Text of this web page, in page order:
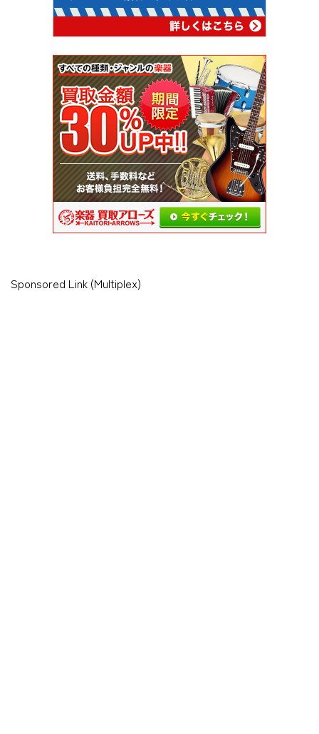
Sponsored Link (Multiplex)